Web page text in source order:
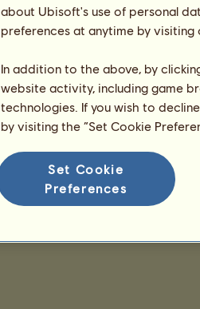
about Ubisoft's use of personal
preferences at anytime by
In addition to the above, by
website activity, including game
technologies. If you wish to
by visiting the “Set Cookie
Set Cookie
Preferences